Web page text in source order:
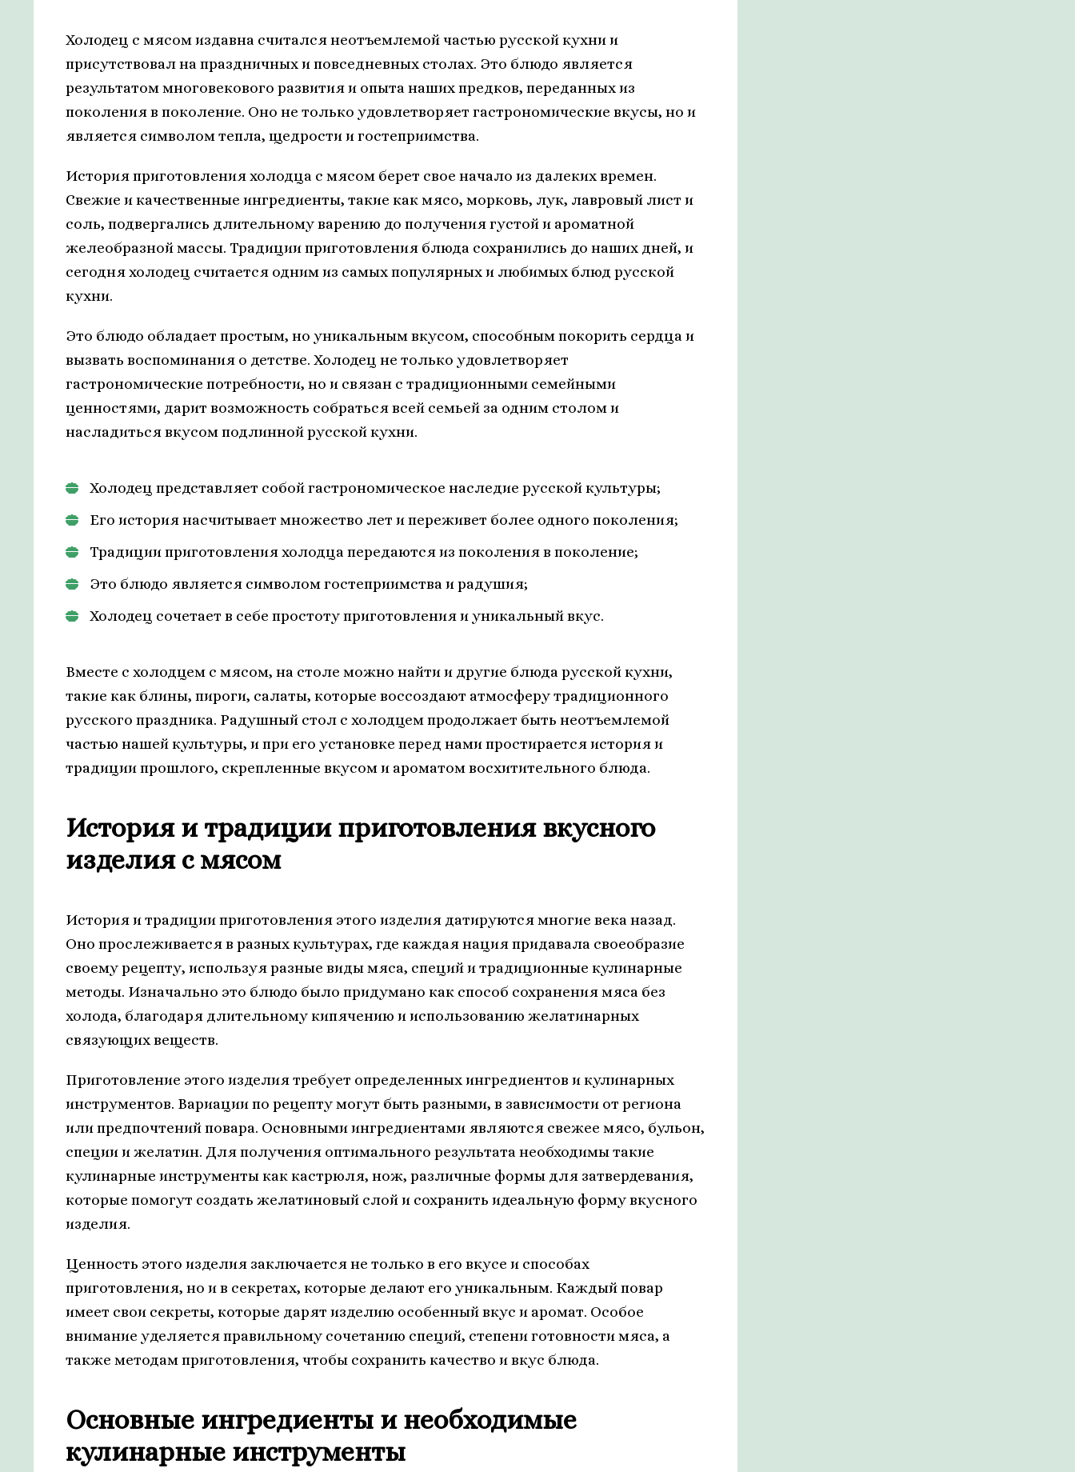
Холодец с мясом издавна считался неотъемлемой частью русской кухни и
присутствовал на праздничных и повседневных столах. Это блюдо является
результатом многовекового развития и опыта наших предков, переданных из
поколения в поколение. Оно не только удовлетворяет гастрономические вкусы, но и
является символом тепла, щедрости и гостеприимства.
История приготовления холодца с мясом берет свое начало из далеких времен.
Свежие и качественные ингредиенты, такие как мясо, морковь, лук, лавровый лист и
соль, подвергались длительному варению до получения густой и ароматной
желеобразной массы. Традиции приготовления блюда сохранились до наших дней, и
сегодня холодец считается одним из самых популярных и любимых блюд русской
кухни.
Это блюдо обладает простым, но уникальным вкусом, способным покорить сердца и
вызвать воспоминания о детстве. Холодец не только удовлетворяет
гастрономические потребности, но и связан с традиционными семейными
ценностями, дарит возможность собраться всей семьей за одним столом и
насладиться вкусом подлинной русской кухни.
Холодец представляет собой гастрономическое наследие русской культуры;
Его история насчитывает множество лет и переживет более одного поколения;
Традиции приготовления холодца передаются из поколения в поколение;
Это блюдо является символом гостеприимства и радушия;
Холодец сочетает в себе простоту приготовления и уникальный вкус.
Вместе с холодцем с мясом, на столе можно найти и другие блюда русской кухни,
такие как блины, пироги, салаты, которые воссоздают атмосферу традиционного
русского праздника. Радушный стол с холодцем продолжает быть неотъемлемой
частью нашей культуры, и при его установке перед нами простирается история и
традиции прошлого, скрепленные вкусом и ароматом восхитительного блюда.
История и традиции приготовления вкусного
изделия с мясом
История и традиции приготовления этого изделия датируются многие века назад.
Оно прослеживается в разных культурах, где каждая нация придавала своеобразие
своему рецепту, используя разные виды мяса, специй и традиционные кулинарные
методы. Изначально это блюдо было придумано как способ сохранения мяса без
холода, благодаря длительному кипячению и использованию желатинарных
связующих веществ.
Приготовление этого изделия требует определенных ингредиентов и кулинарных
инструментов. Вариации по рецепту могут быть разными, в зависимости от региона
или предпочтений повара. Основными ингредиентами являются свежее мясо, бульон,
специи и желатин. Для получения оптимального результата необходимы такие
кулинарные инструменты как кастрюля, нож, различные формы для затвердевания,
которые помогут создать желатиновый слой и сохранить идеальную форму вкусного
изделия.
Ценность этого изделия заключается не только в его вкусе и способах
приготовления, но и в секретах, которые делают его уникальным. Каждый повар
имеет свои секреты, которые дарят изделию особенный вкус и аромат. Особое
внимание уделяется правильному сочетанию специй, степени готовности мяса, а
также методам приготовления, чтобы сохранить качество и вкус блюда.
Основные ингредиенты и необходимые
кулинарные инструменты